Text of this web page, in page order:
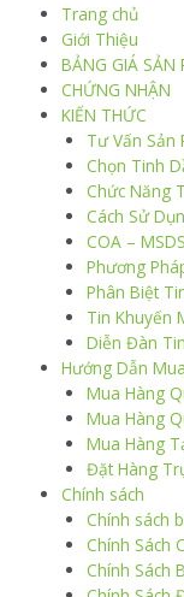
Trang chủ
Giới Thiệu
BẢNG GIÁ SẢN
CHỨNG NHẬN
KIẾN THỨC
Tư Vấn Sản
Chọn Tinh
Chức Năng
Cách Sử
COA –
Phương
Phân Biệt
Tin Khuyến
Diễn Đàn
Hướng Dẫn
Mua Hàng
Mua Hàng
Mua Hàng
Đặt Hàng
Chính sách
Chính sách
Chính Sách
Chính Sách